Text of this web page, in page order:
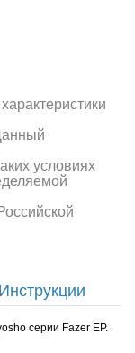
условиях
Инструкции
серии Fazer EP.